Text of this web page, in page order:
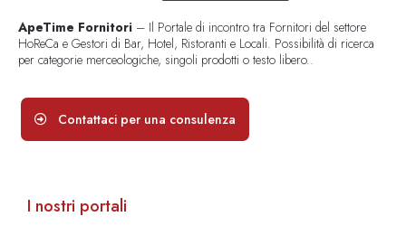
ApeTime Fornitori – Il Portale di incontro tra Fornitori del settore
HoReCa e Gestori di Bar, Hotel, Ristoranti e Locali. Possibilità di ricerca
per categorie merceologiche, singoli prodotti o testo libero..
Contattaci per una consulenza
I nostri portali